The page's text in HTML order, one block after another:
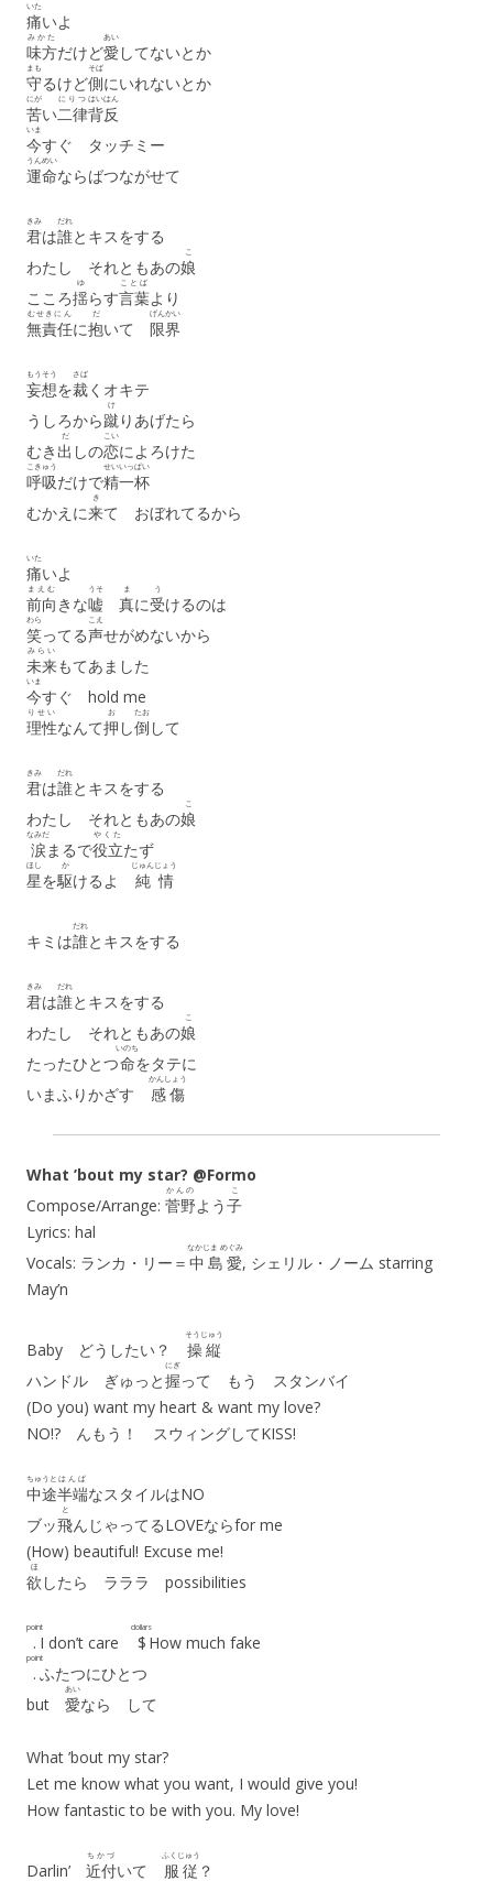
痛
いた
いよ
味方
みかた
だけど愛
あい
してないとか
守
まも
るけど側
そば
にいれないとか
苦
にが
い二律
にりつ
背反
はいはん
今
いま
すぐ タッチミー
運命
うんめい
ならばつながせて
君
きみ
は誰
だれ
とキスをする
わたし それともあの娘
こ
こころ揺
ゆ
らす言葉
ことば
より
無責任
むせきにん
に抱
だ
いて 限界
げんかい
妄想
もうそう
を裁
さば
くオキテ
うしろから蹴
け
りあげたら
むき 出
だ
しの恋
こい
によろけた
呼吸
こきゅう
だけで精一杯
せいいっぱい
むかえに来
き
て おぼれてるから
痛
いた
いよ
前向
まえむ
きな嘘
うそ
真
ま
に受
う
けるのは
笑
わら
ってる声
こえ
せがめないから
未来
みらい
もてあました
今
いま
すぐ hold me
理性
りせい
なんて押
お
し倒
たお
して
君
きみ
は誰
だれ
とキスをする
わたし それともあの娘
こ
涙
なみだ
まるで役立
やくた
たず
星
ほし
を駆
か
けるよ 純情
じゅんじょう
キミは誰
だれ
とキスをする
君
きみ
は誰
だれ
とキスをする
わたし それともあの娘
こ
たったひとつ命
いのち
をタテに
いまふりかざす
感傷
かんしょう
What ’bout my star? @Formo
Compose/Arrange: 菅野
かんの
よう子
こ
Lyrics: hal
Vocals: ランカ・リー＝ 中島愛
なかじま めぐみ
, シェリル・ノーム starring
May’n
Baby どうしたい？ 操縦
そうじゅう
ハンドル ぎゅっと握
にぎ
って もう スタンバイ
(Do you) want my heart & want my love?
NO!? んもう！ スウィングしてKISS!
中途
ちゅうと
半端
はんぱ
なスタイルはNO
ブッ飛
と
んじゃってるLOVEならfor me
(How) beautiful! Excuse me!
欲
ほ
したら ラララ possibilities
.
point
I don’t care $
dollars
How much fake
.
point
ふたつにひとつ
but 愛
あい
なら して
What ’bout my star?
Let me know what you want, I would give you!
How fantastic to be with you. My love!
Darlin’ 近付
ちかづ
いて 服従
ふくじゅう
？